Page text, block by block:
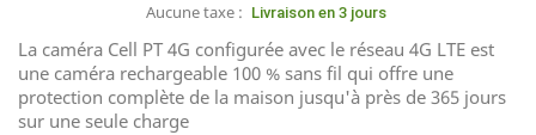
Aucune taxe : Livraison en 3 jours
La caméra Cell PT 4G configurée avec le réseau 4G LTE est
une caméra rechargeable 100 % sans fil qui offre une
protection complète de la maison jusqu'à près de 365 jours
sur une seule charge